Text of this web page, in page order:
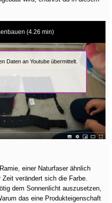
(4.26 min)
Daten an Youtube übermittelt.
einer Naturfaser ähnlich
verändert sich die Farbe.
dem Sonnenlicht auszusetzen,
das eine Produkteigenschaft